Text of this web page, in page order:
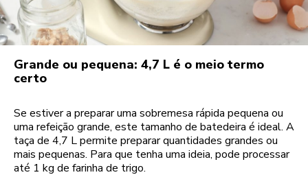
Grande ou pequena: 4,7 L é o meio termo
certo
Se estiver a preparar uma sobremesa rápida pequena ou
uma refeição grande, este tamanho de batedeira é ideal. A
taça de 4,7 L permite preparar quantidades grandes ou
mais pequenas. Para que tenha uma ideia, pode processar
até 1 kg de farinha de trigo.